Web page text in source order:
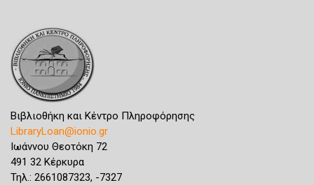
Βιβλιοθήκη και Κέντρο Πληροφόρησης
LibraryLoan@ionio.gr
Ιωάννου Θεοτόκη 72
491 32 Κέρκυρα
Τηλ.: 2661087323, -7327